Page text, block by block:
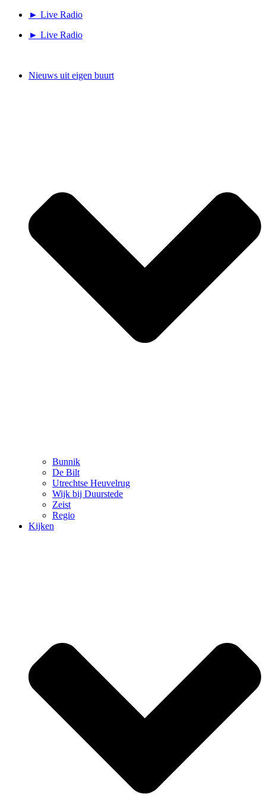
► Live Radio
► Live Radio
Nieuws uit eigen buurt
Bunnik
De Bilt
Utrechtse Heuvelrug
Wijk bij Duurstede
Zeist
Regio
Kijken